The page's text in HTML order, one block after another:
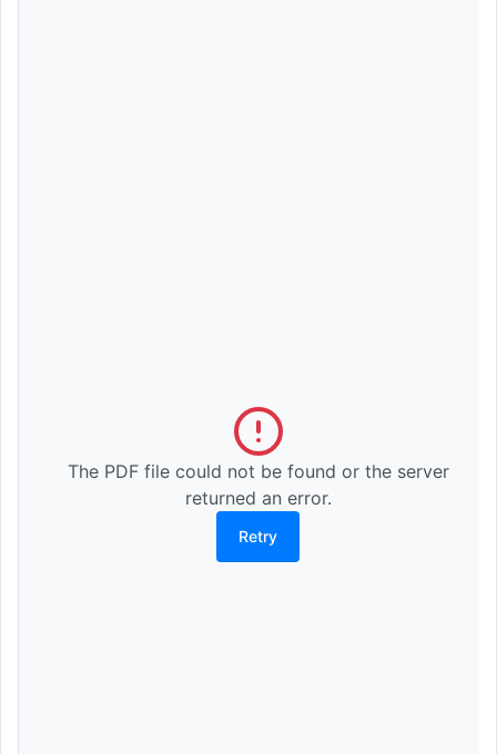
The PDF file could not be found or the server
returned an error.
Retry